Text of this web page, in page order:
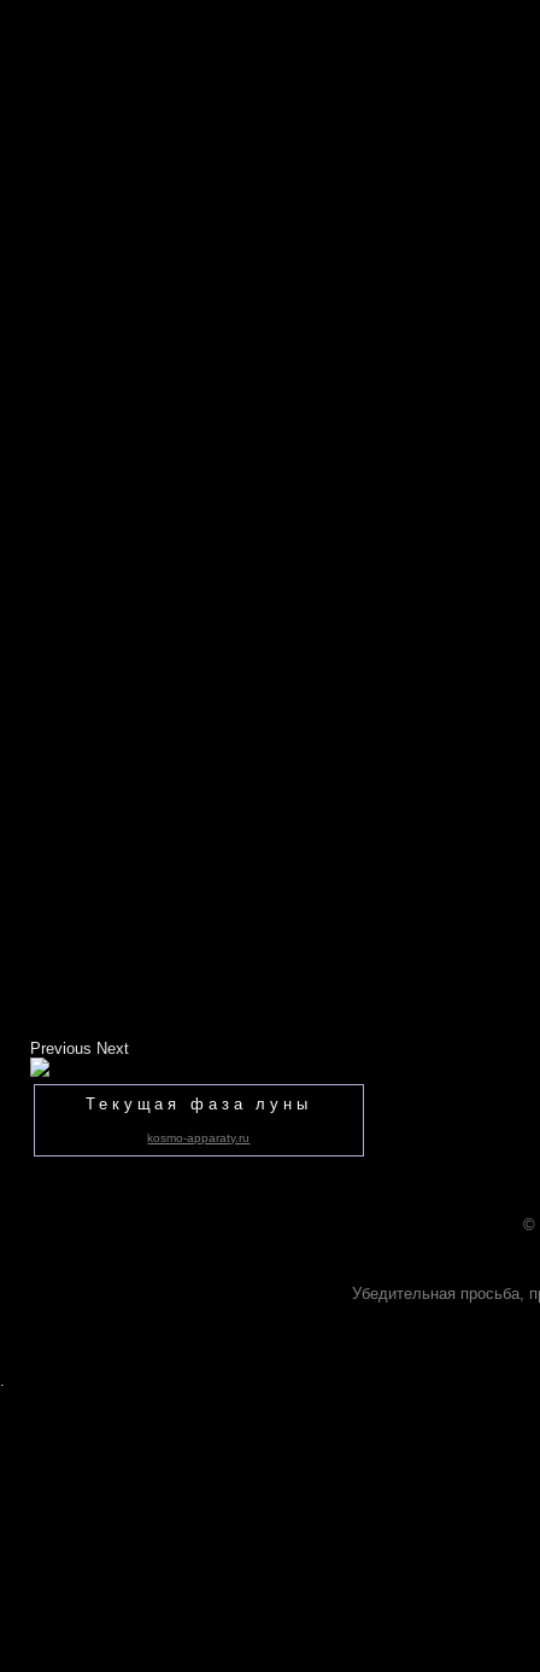
Previous Next
Текущая фаза луны
kosmo-apparaty.ru
©
Убедительная просьба,
.